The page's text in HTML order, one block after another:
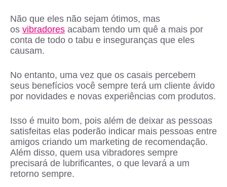
Não que eles não sejam ótimos, mas
os vibradores acabam tendo um quê a mais por
conta de todo o tabu e inseguranças que eles
causam.
No entanto, uma vez que os casais percebem
seus benefícios você sempre terá um cliente ávido
por novidades e novas experiências com produtos.
Isso é muito bom, pois além de deixar as pessoas
satisfeitas elas poderão indicar mais pessoas entre
amigos criando um marketing de recomendação.
Além disso, quem usa vibradores sempre
precisará de lubrificantes, o que levará a um
retorno sempre.